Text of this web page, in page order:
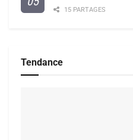
15 PARTAGES
Tendance